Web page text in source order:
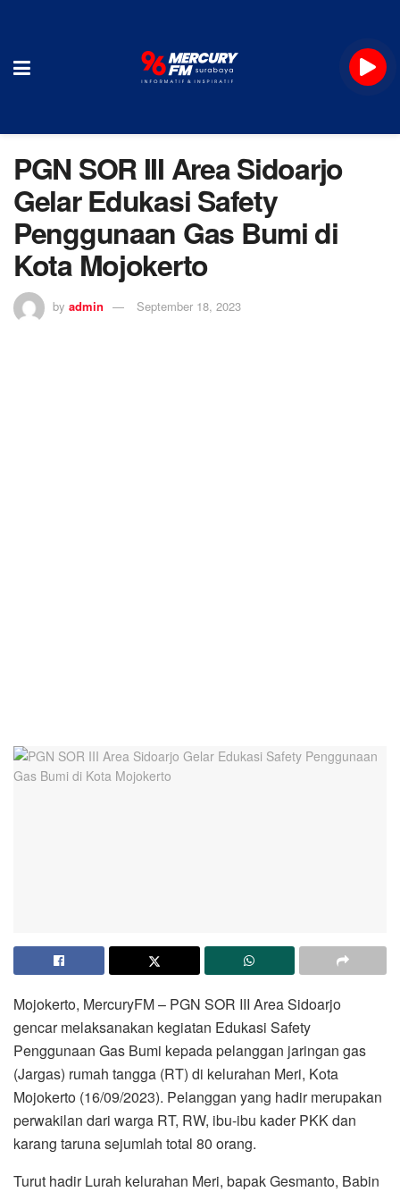
PGN SOR III Area Sidoarjo
Gelar Edukasi Safety
Penggunaan Gas Bumi di
Kota Mojokerto
by admin September 18, 2023
Mojokerto, MercuryFM – PGN SOR III Area Sidoarjo
gencar melaksanakan kegiatan Edukasi Safety
Penggunaan Gas Bumi kepada pelanggan jaringan gas
(Jargas) rumah tangga (RT) di kelurahan Meri, Kota
Mojokerto (16/09/2023). Pelanggan yang hadir merupakan
perwakilan dari warga RT, RW, ibu-ibu kader PKK dan
karang taruna sejumlah total 80 orang.
Turut hadir Lurah kelurahan Meri, bapak Gesmanto, Babin